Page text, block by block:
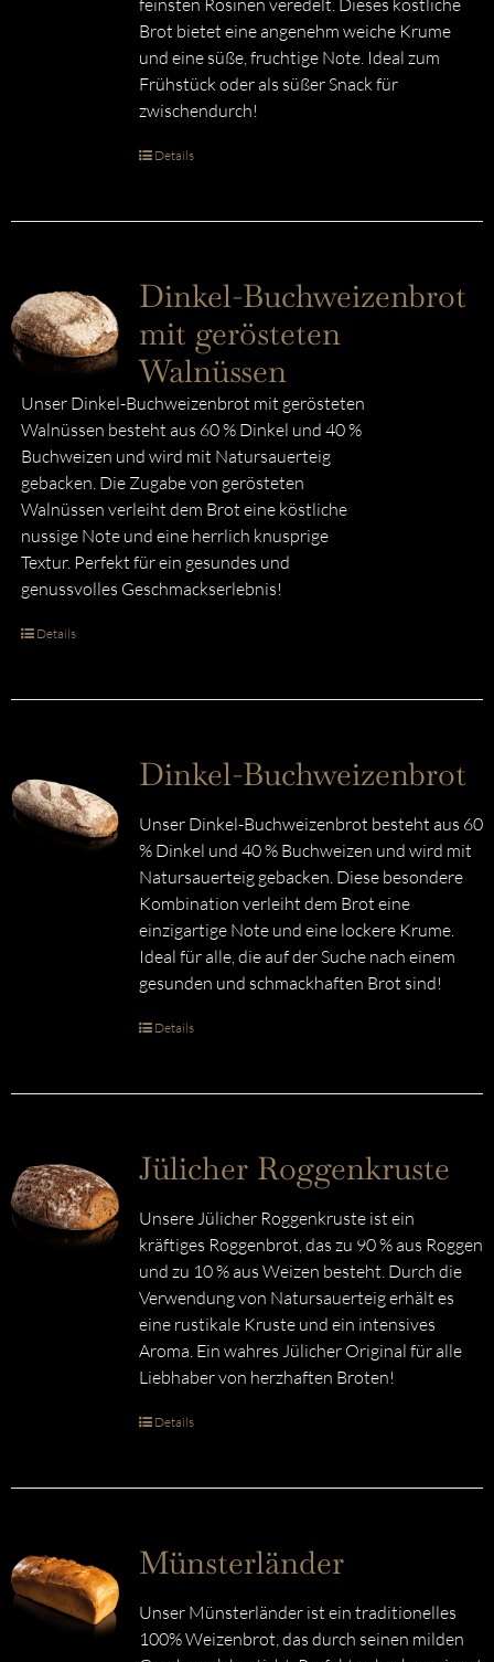
feinsten Rosinen veredelt. Dieses köstliche
Brot bietet eine angenehm weiche Krume
und eine süße, fruchtige Note. Ideal zum
Frühstück oder als süßer Snack für
zwischendurch!
Details
Dinkel-Buchweizenbrot
mit gerösteten
Walnüssen
Unser Dinkel-Buchweizenbrot mit gerösteten
Walnüssen besteht aus 60 % Dinkel und 40 %
Buchweizen und wird mit Natursauerteig
gebacken. Die Zugabe von gerösteten
Walnüssen verleiht dem Brot eine köstliche
nussige Note und eine herrlich knusprige
Textur. Perfekt für ein gesundes und
genussvolles Geschmackserlebnis!
Details
Dinkel-Buchweizenbrot
Unser Dinkel-Buchweizenbrot besteht aus 60
% Dinkel und 40 % Buchweizen und wird mit
Natursauerteig gebacken. Diese besondere
Kombination verleiht dem Brot eine
einzigartige Note und eine lockere Krume.
Ideal für alle, die auf der Suche nach einem
gesunden und schmackhaften Brot sind!
Details
Jülicher Roggenkruste
Unsere Jülicher Roggenkruste ist ein
kräftiges Roggenbrot, das zu 90 % aus Roggen
und zu 10 % aus Weizen besteht. Durch die
Verwendung von Natursauerteig erhält es
eine rustikale Kruste und ein intensives
Aroma. Ein wahres Jülicher Original für alle
Liebhaber von herzhaften Broten!
Details
Münsterländer
Unser Münsterländer ist ein traditionelles
100% Weizenbrot, das durch seinen milden